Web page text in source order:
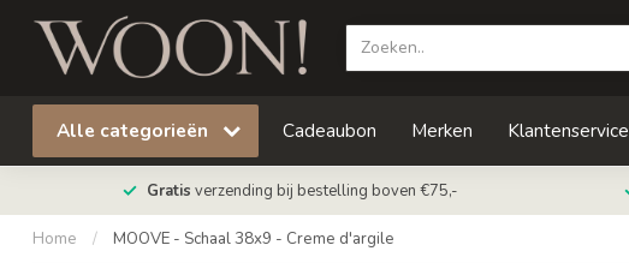
Alle categorieën Cadeaubon Merken Klantenservice
Gratis verzending bij bestelling boven €75,-
Home / MOOVE - Schaal 38x9 - Creme d'argile